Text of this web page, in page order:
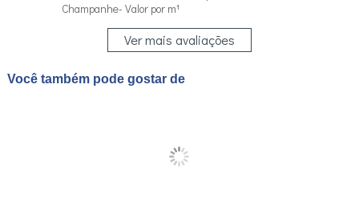
Champanhe- Valor por m¹
Ver mais avaliações
Você também pode gostar de